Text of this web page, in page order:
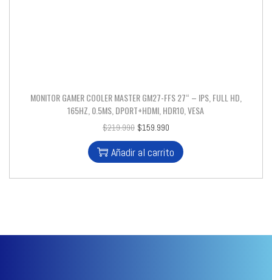
MONITOR GAMER COOLER MASTER GM27-FFS 27“ – IPS, FULL HD,
165HZ, 0.5MS, DPORT+HDMI, HDR10, VESA
$219.990 $159.990
Añadir al carrito